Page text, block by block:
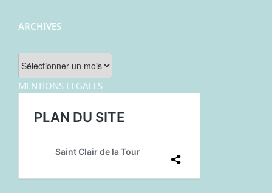
ARCHIVES
Archives
MENTIONS LEGALES